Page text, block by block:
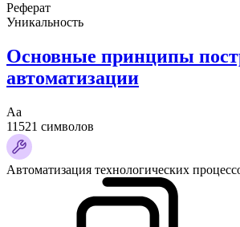
Реферат
Уникальность
Основные принципы
автоматизации
Аа
11521 символов
Автоматизация технологических